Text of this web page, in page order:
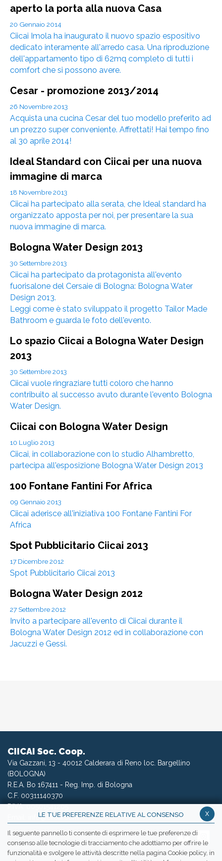
aperto la porta alla nuova Casa
20 Gennaio 2014
Ciicai Imola ha inaugurato il nuovo spazio espositivo
dedicato interamente all'arredo casa. Una riproduzione
dell'appartamento tipo di 62mq completo di tutti i
comfort che si possono avere.
Cesar - promozione 2013/2014
26 Novembre 2013
Acquista una cucina Cesar del tuo modello preferito ad
un prezzo super conveniente. Affrettati! Hai tempo fino
al 30 aprile 2014!
Ideal Standard con Ciicai per una nuova
immagine di marca
18 Novembre 2013
Ciicai ha partecipato alla serata, che Ideal standard ha
organizzato apposta per noi, per presentare la sua
nuova immagine di marca.
Bologna Water Design 2013
30 Settembre 2013
Ciicai ha partecipato da protagonista all'evento
fuorisalone del Cersaie di Bologna: Bologna Water
Design 2013.
Leggi come è stato sviluppato il progetto Tailor Made
Bathroom e guarda le foto dell'evento.
Lo spazio Ciicai a Bologna Water Design
2013
30 Settembre 2013
Ciicai vuole ringraziare tutti coloro che hanno
contribuito al successo avuto durante l'evento Bologna
Water Design.
Ciicai con Bologna Water Design
10 Luglio 2013
Ciicai, in collaborazione con lo studio Alhambretto,
partecipa all'esposizione Bologna Water Design 2013
100 Fontane Fantini For Africa
09 Gennaio 2013
Ciicai aderisce all'iniziativa 100 Fontane Fantini For
Africa
Spot Pubblicitario Ciicai 2013
17 Dicembre 2012
Spot Pubblicitario Ciicai 2013
Bologna Water Design 2012
27 Settembre 2012
Invito a partecipare all'evento di Ciicai durante il
Bologna Water Design 2012 ed in collaborazione con
Jacuzzi e Gessi.
CIICAI Soc. Coop.
Via Gazzani, 13 - 40012 Calderara di Reno loc. Bargellino
(BOLOGNA)
R.E.A. Bo 167411 - Reg. Imp. di Bologna
C.F. 00311140370
P.IVA: 00501541205
info@ciicai.com x
LE TUE PREFERENZE RELATIVE AL CONSENSO
Il seguente pannello ti consente di esprimere le tue preferenze di
consenso alle tecnologie di tracciamento che adottiamo per offrire le
funzionalità e svolgere le attività descritte nella pagina Cookie policy, in